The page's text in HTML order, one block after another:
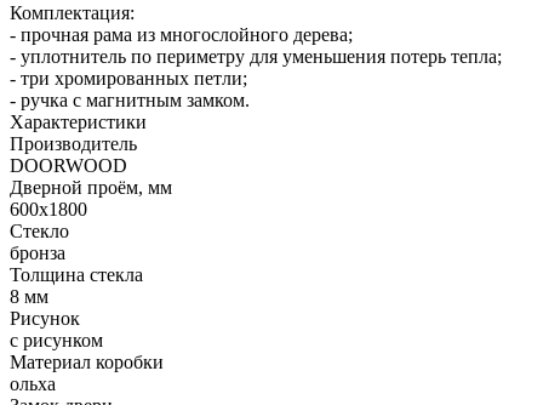
Комплектация:
- прочная рама из многослойного дерева;
- уплотнитель по периметру для уменьшения потерь тепла;
- три хромированных петли;
- ручка с магнитным замком.
Характеристики
Производитель
DOORWOOD
Дверной проём, мм
600х1800
Стекло
бронза
Толщина стекла
8 мм
Рисунок
с рисунком
Материал коробки
ольха